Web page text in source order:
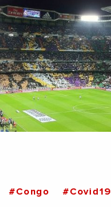
#Congo #Covid19